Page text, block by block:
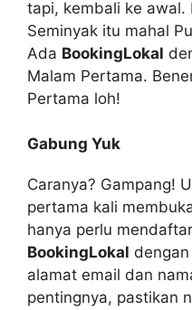
tapi, kembali ke
Seminyak itu mahal
Ada BookingLokal
Malam Pertama.
Pertama loh!
Gabung Yuk
Caranya? Gampang!
pertama kali
hanya perlu
BookingLokal
alamat email dan
pentingnya, pastikan